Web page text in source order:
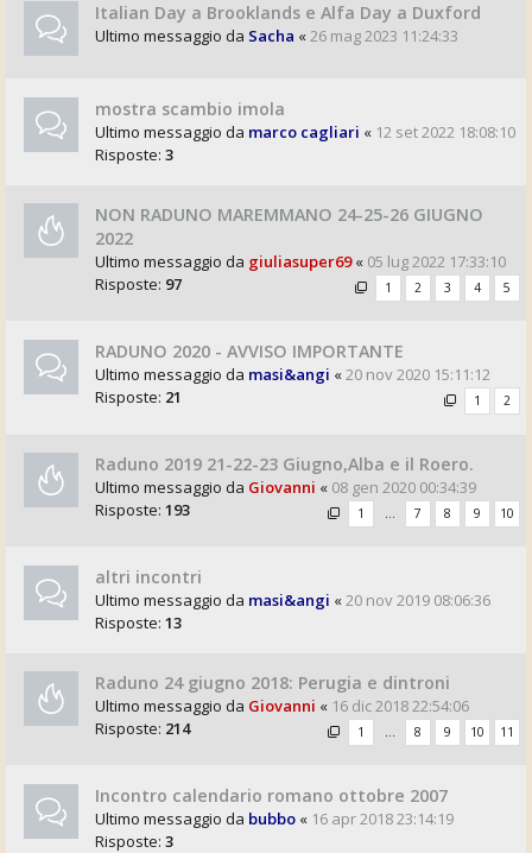
Italian Day a Brooklands e Alfa Day a Duxford
Ultimo messaggio da Sacha «26 mag 2023 11:24:33
mostra scambio imola
Ultimo messaggio da marco cagliari « 12 set 2022 18:08:10
Risposte: 3
NON RADUNO MAREMMANO 24-25-26 GIUGNO
2022
Ultimo messaggio da giuliasuper69« 05 lug 2022 17:33:10
Risposte: 97 1 2 3 4 5
RADUNO 2020 - AVVISO IMPORTANTE
Ultimo messaggio da masi&angi «20 nov 2020 15:11:12
Risposte: 21 1 2
Raduno 2019 21-22-23 Giugno,Alba e il Roero.
Ultimo messaggio da Giovanni « 08 gen 2020 00:34:39
Risposte: 193 1 … 7 8 9 10
altri incontri
Ultimo messaggio da masi&angi «20 nov 2019 08:06:36
Risposte: 13
Raduno 24 giugno 2018: Perugia e dintroni
Ultimo messaggio da Giovanni « 16 dic 2018 22:54:06
Risposte: 214 1 … 8 9 10 11
Incontro calendario romano ottobre 2007
Ultimo messaggio da bubbo « 16 apr 2018 23:14:19
Risposte: 3